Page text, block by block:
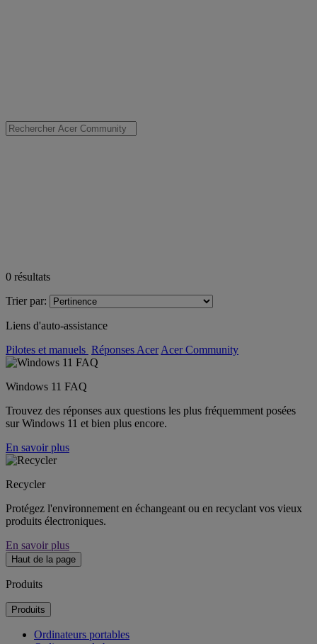
0 résultats
Trier par:
Liens d'auto-assistance
Pilotes et manuels Réponses Acer Acer Community
Windows 11 FAQ
Trouvez des réponses aux questions les plus fréquemment posées
sur Windows 11 et bien plus encore.
En savoir plus
Recycler
Protégez l'environnement en échangeant ou en recyclant vos vieux
produits électroniques.
En savoir plus
Haut de la page
Produits
Produits
Ordinateurs portables